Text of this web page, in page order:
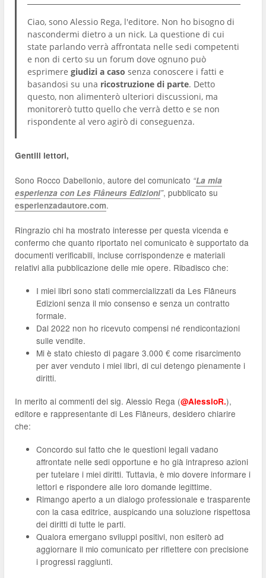
Ciao, sono Alessio Rega, l'editore. Non ho bisogno di
nascondermi dietro a un nick. La questione di cui
state parlando verrà affrontata nelle sedi competenti
e non di certo su un forum dove ognuno può
esprimere giudizi a caso senza conoscere i fatti e
basandosi su una ricostruzione di parte. Detto
questo, non alimenterò ulteriori discussioni, ma
monitorerò tutto quello che verrà detto e se non
rispondente al vero agirò di conseguenza.
Gentili lettori,
Sono Rocco Dabellonio, autore del comunicato “La mia
esperienza con Les Flâneurs Edizioni”, pubblicato su
esperienzadautore.com.
Ringrazio chi ha mostrato interesse per questa vicenda e
confermo che quanto riportato nel comunicato è supportato da
documenti verificabili, incluse corrispondenze e materiali
relativi alla pubblicazione delle mie opere. Ribadisco che:
I miei libri sono stati commercializzati da Les Flâneurs
Edizioni senza il mio consenso e senza un contratto
formale.
Dal 2022 non ho ricevuto compensi né rendicontazioni
sulle vendite.
Mi è stato chiesto di pagare 3.000 € come risarcimento
per aver venduto i miei libri, di cui detengo pienamente i
diritti.
In merito ai commenti del sig. Alessio Rega (@AlessioR.),
editore e rappresentante di Les Flâneurs, desidero chiarire
che:
Concordo sul fatto che le questioni legali vadano
affrontate nelle sedi opportune e ho già intrapreso azioni
per tutelare i miei diritti. Tuttavia, è mio dovere informare i
lettori e rispondere alle loro domande legittime.
Rimango aperto a un dialogo professionale e trasparente
con la casa editrice, auspicando una soluzione rispettosa
dei diritti di tutte le parti.
Qualora emergano sviluppi positivi, non esiterò ad
aggiornare il mio comunicato per riflettere con precisione
i progressi raggiunti.